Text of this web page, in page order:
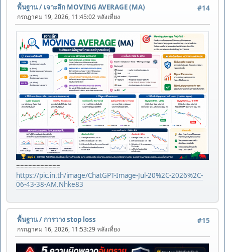
#14
พื้นฐาน/ เจาะลึก MOVING AVERAGE (MA)
กรกฎาคม 19, 2026, 11:45:02 หลังเที่ยง
===========
https://pic.in.th/image/ChatGPT-Image-Jul-20%2C-2026%2C-
06-43-38-AM.Nhke83
#15
พื้นฐาน/ การวาง stop loss
กรกฎาคม 16, 2026, 11:53:29 หลังเที่ยง